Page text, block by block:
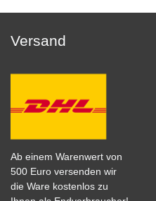
Versand
Ab einem Warenwert von
500 Euro versenden wir
die Ware kostenlos zu